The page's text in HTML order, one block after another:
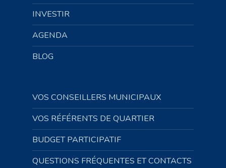
INVESTIR
AGENDA
BLOG
VOS CONSEILLERS MUNICIPAUX
VOS RÉFÉRENTS DE QUARTIER
BUDGET PARTICIPATIF
QUESTIONS FRÉQUENTES ET CONTACTS